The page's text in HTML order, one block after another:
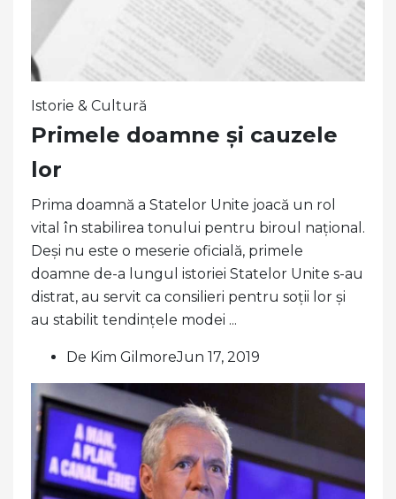
Istorie & Cultură
Primele doamne și cauzele
lor
Prima doamnă a Statelor Unite joacă un rol
vital în stabilirea tonului pentru biroul național.
Deși nu este o meserie oficială, primele
doamne de-a lungul istoriei Statelor Unite s-au
distrat, au servit ca consilieri pentru soții lor și
au stabilit tendințele modei ...
De Kim GilmoreJun 17, 2019